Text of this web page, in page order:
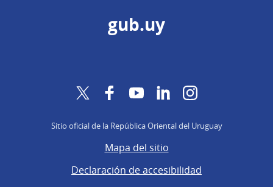
gub.uy
Twitter FacebookYouTubeLinkedInInstagram
Sitio oficial de la República Oriental del Uruguay
Mapa del sitio
Declaración de accesibilidad